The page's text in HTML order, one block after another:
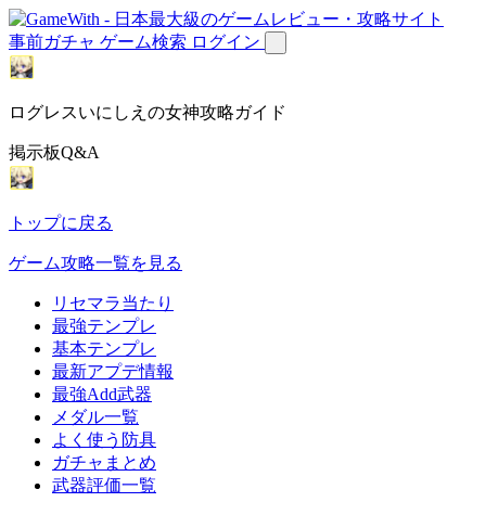
事前ガチャ ゲーム検索 ログイン
ログレスいにしえの女神攻略ガイド
掲示板Q&A
トップに戻る
ゲーム攻略一覧を見る
リセマラ当たり
最強テンプレ
基本テンプレ
最新アプデ情報
最強Add武器
メダル一覧
よく使う防具
ガチャまとめ
武器評価一覧